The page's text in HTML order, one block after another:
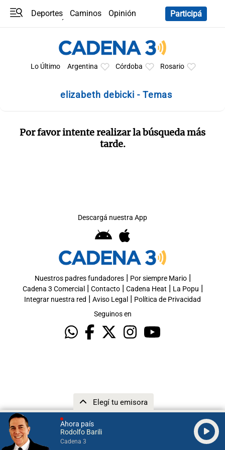
Ahora país
Rodolfo Barili
Cadena 3
Elegí tu emisora
Deportes Caminos
Opinión
Participá
Lo Último Argentina Córdoba Rosario
elizabeth debicki - Temas
Por favor intente realizar la búsqueda más
tarde.
Descargá nuestra App
Nuestros padres fundadores| Por siempre Mario|
Cadena 3 Comercial | Contacto| Cadena Heat | La Popu |
Integrar nuestra red | Aviso Legal | Política de Privacidad
Seguinos en